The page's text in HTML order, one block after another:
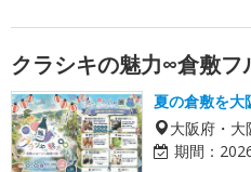
クラシキの魅力∞倉敷フ
夏の倉敷を大
大阪府・大
期間：